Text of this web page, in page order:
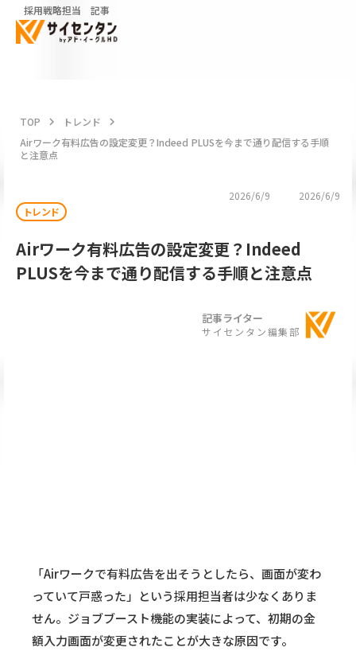
TOP keyboard_arrow_right トレンド keyboard_arrow_right
Airワーク有料広告の設定変更？Indeed PLUSを今まで通り配信する手順
と注意点
2026/6/9
2026/6/9
トレンド
Airワーク有料広告の設定変更？Indeed
PLUSを今まで通り配信する手順と注意点
記事ライター
サイセンタン編集部
「Airワークで有料広告を出そうとしたら、画面が変わ
っていて戸惑った」という採用担当者は少なくありま
せん。ジョブブースト機能の実装によって、初期の金
額入力画面が変更されたことが大きな原因です。
採用戦略担当 記事